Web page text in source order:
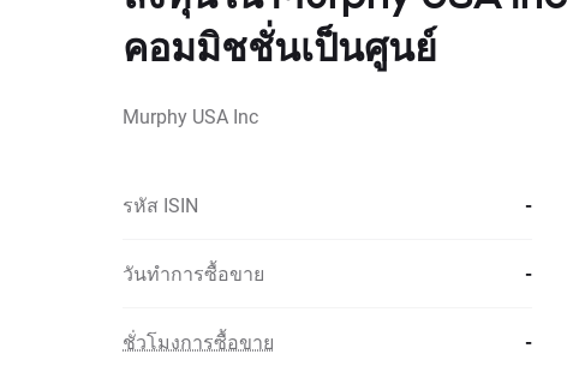
คอมมิชชั่นเป็นศูนย์
Murphy USA Inc
รหัส ISIN -
วันทำการซื้อขาย -
ชั่วโมงการซื้อขาย -